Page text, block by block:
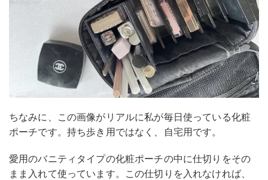
ちなみに、この画像がリアルに私が毎日使っている化粧
ポーチです。持ち歩き用ではなく、自宅用です。
愛用のバニティタイプの化粧ポーチの中に仕切りをその
まま入れて使っています。この仕切りを入れなければ、